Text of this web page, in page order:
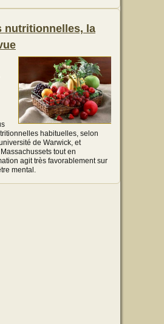
nutritionnelles, la
habituelles, selon
de Warwick, et
tout en
agit très favorablement sur
mental.